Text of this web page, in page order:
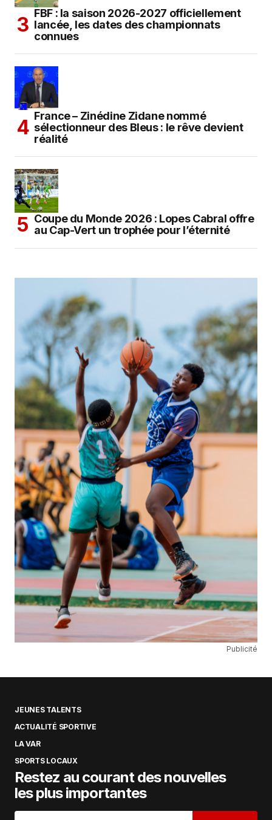
FBF : la saison 2026-2027 officiellement
lancée, les dates des championnats
connues
France – Zinédine Zidane nommé
sélectionneur des Bleus : le rêve devient
réalité
Coupe du Monde 2026 : Lopes Cabral offre
au Cap-Vert un trophée pour l’éternité
Publicité
JEUNES TALENTS
ACTUALITÉ SPORTIVE
LA VAR
SPORTS LOCAUX
Restez au courant des nouvelles
les plus importantes